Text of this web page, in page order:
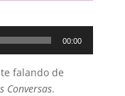
00:00
falando de
Conversas.